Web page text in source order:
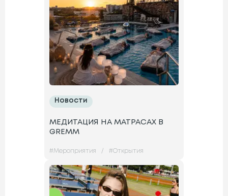
Новости
МЕДИТАЦИЯ НА МАТРАСАХ В
GREMM
#Мероприятия / #Открытия